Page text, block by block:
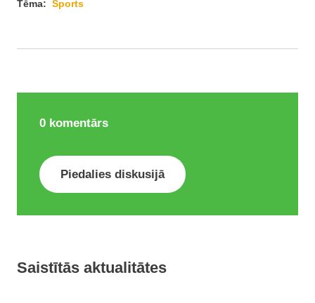
Tēma: Sports
0 komentārs
Piedalies diskusijā
Saistītās aktualitātes